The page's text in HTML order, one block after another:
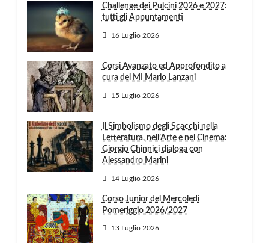
Challenge dei Pulcini 2026 e 2027:
tutti gli Appuntamenti
16 Luglio 2026
Corsi Avanzato ed Approfondito a
cura del MI Mario Lanzani
15 Luglio 2026
Il Simbolismo degli Scacchi nella
Letteratura, nell’Arte e nel Cinema:
Giorgio Chinnici dialoga con
Alessandro Marini
14 Luglio 2026
Corso Junior del Mercoledì
Pomeriggio 2026/2027
13 Luglio 2026